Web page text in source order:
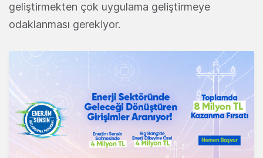
geliştirmekten çok uygulama geliştirmeye
odaklanması gerekiyor.